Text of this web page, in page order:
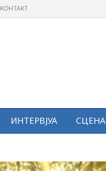
КОНТАКТ
ИНТЕРВЈУА СЦЕНА